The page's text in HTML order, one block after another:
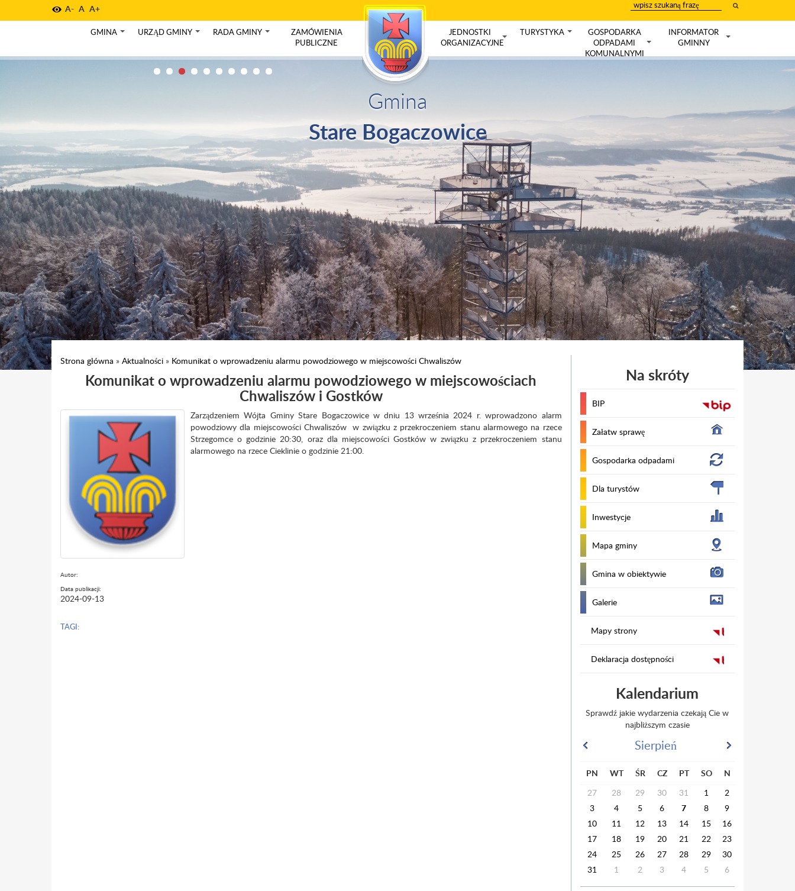
A- A A+
wpisz
szukany
tekst
GMINA URZĄD GMINY RADA GMINY
ZAMÓWIENIA
PUBLICZNE
JEDNOSTKI
ORGANIZACYJNE
TURYSTYKA
GOSPODARKA
ODPADAMI
KOMUNALNYMI
INFORMATOR
GMINNY
Gmina
Stare Bogaczowice
Strona główna » Aktualności » Komunikat o wprowadzeniu alarmu powodziowego w miejscowości Chwaliszów
Komunikat o wprowadzeniu alarmu powodziowego w miejscowościach
Chwaliszów i Gostków
Zarządzeniem Wójta Gminy Stare Bogaczowice w dniu 13 września 2024 r. wprowadzono alarm
powodziowy dla miejscowości Chwaliszów w związku z przekroczeniem stanu alarmowego na rzece
Strzegomce o godzinie 20:30, oraz dla miejscowości Gostków w związku z przekroczeniem stanu
alarmowego na rzece Cieklinie o godzinie 21:00.
Autor:
Data publikacji:
2024-09-13
TAGI:
Na skróty
BIP
Załatw sprawę
Gospodarka odpadami
Dla turystów
Inwestycje
Mapa gminy
Gmina w obiektywie
Galerie
Mapy strony
Deklaracja dostępności
Kalendarium
Sprawdź jakie wydarzenia czekają Cie w
najbliższym czasie
Sierpień
PN WT ŚR CZ PT SO
N
27
28 29 30 31 1
2
3
4 5 6 7 8
9
10
11 12 13 14 15
16
17
18 19 20 21 22
23
24
25 26 27 28 29
30
31
1 2 3 4 5 6